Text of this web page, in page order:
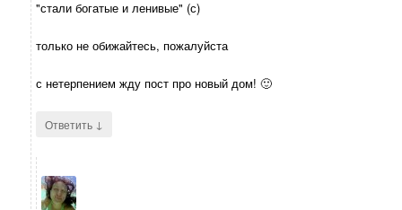
"стали богатые и ленивые" (с)
только не обижайтесь, пожалуйста
с нетерпением жду пост про новый дом! 🙂
Ответить ↓